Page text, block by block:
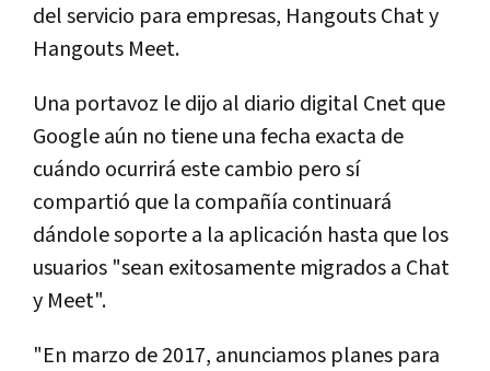
del servicio para empresas, Hangouts Chat y
Hangouts Meet.
Una portavoz le dijo al diario digital Cnet que
Google aún no tiene una fecha exacta de
cuándo ocurrirá este cambio pero sí
compartió que la compañía continuará
dándole soporte a la aplicación hasta que los
usuarios "sean exitosamente migrados a Chat
y Meet".
"En marzo de 2017, anunciamos planes para